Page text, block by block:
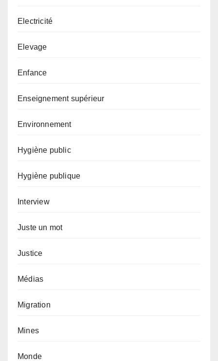
Electricité
Elevage
Enfance
Enseignement supérieur
Environnement
Hygiène public
Hygiène publique
Interview
Juste un mot
Justice
Médias
Migration
Mines
Monde